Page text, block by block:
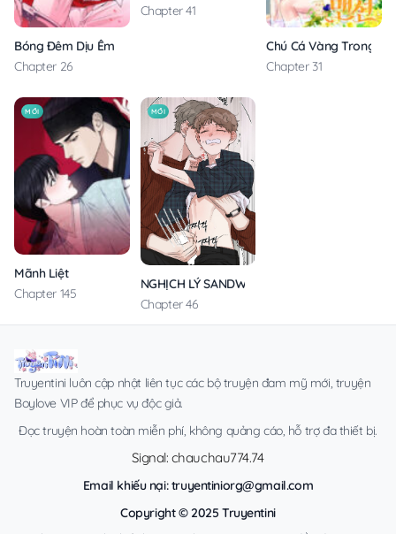
Bóng Đêm Dịu Êm
Chapter 26
Chapter 41
Chú Cá Vàng Trong
Chapter 31
MỚI
Mãnh Liệt
Chapter 145
MỚI
NGHỊCH LÝ SANDWICH
Chapter 46
Truyentini luôn cập nhật liên tục các bộ truyện đam mỹ mới, truyện
Boylove VIP để phục vụ độc giả.
Đọc truyện hoàn toàn miễn phí, không quảng cáo, hỗ trợ đa thiết bị.
Signal: chauchau774.74
Email khiếu nại:truyentiniorg@gmail.com
Copyright © 2025 Truyentini